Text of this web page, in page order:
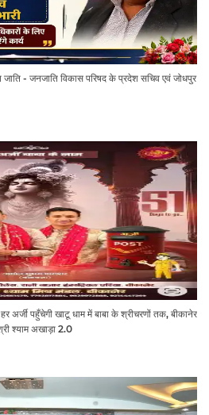
जोधपुर संभाग प्रभारी की भी मिली जिम्मेदारी